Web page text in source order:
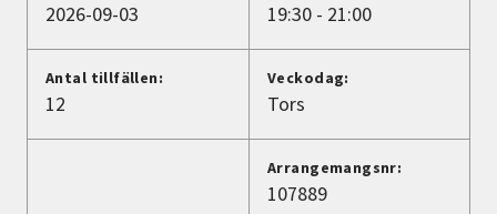
Avdelningar
Lyssna
2026-09-03 19:30 - 21:00
Antal tillfällen:
12
Veckodag:
Tors
Arrangemangsnr:
107889